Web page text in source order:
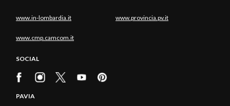
www.in-lombardia.it www.provincia.pv.it
www.cmp.camcom.it
SOCIAL
PAVIA